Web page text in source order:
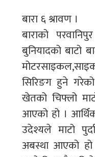
बारा ६ श्रावण ।
बाराको
बुनियादको बाटो
सिरिङग हुने
खेतको चिफ्लो
आएको हो ।
उदेश्यले माटो
अबस्था आएको हो